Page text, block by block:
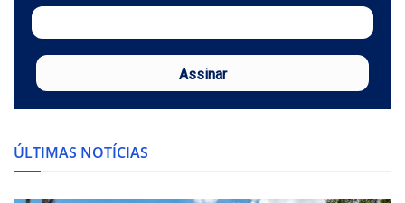
Assinar
ÚLTIMAS NOTÍCIAS